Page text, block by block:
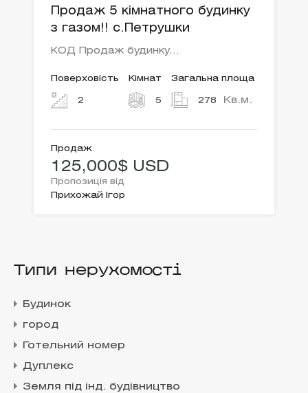
Продаж 5 кімнатного будинку
з газом!! с.Петрушки
КОД Продаж будинку…
Поверховість
2
Кімнат
5
Загальна площа
278 Кв.м.
Продаж
125,000$ USD
Пропозиція від
Прихожай Ігор
Типи нерухомості
Будинок
город
Готельний номер
Дуплекс
Земля під інд. будівництво